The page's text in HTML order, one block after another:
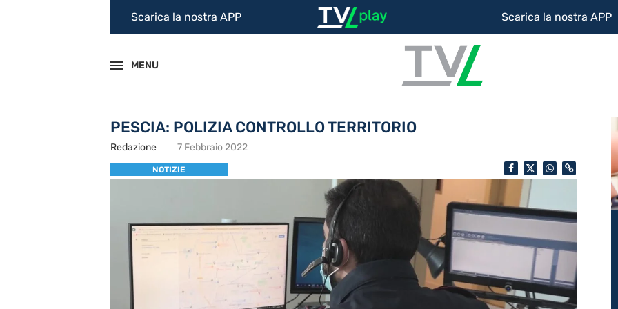
Scarica la nostra APP Scarica la nostra APP
MENU
PESCIA: POLIZIA CONTROLLO TERRITORIO
Redazione 7 Febbraio 2022
NOTIZIE